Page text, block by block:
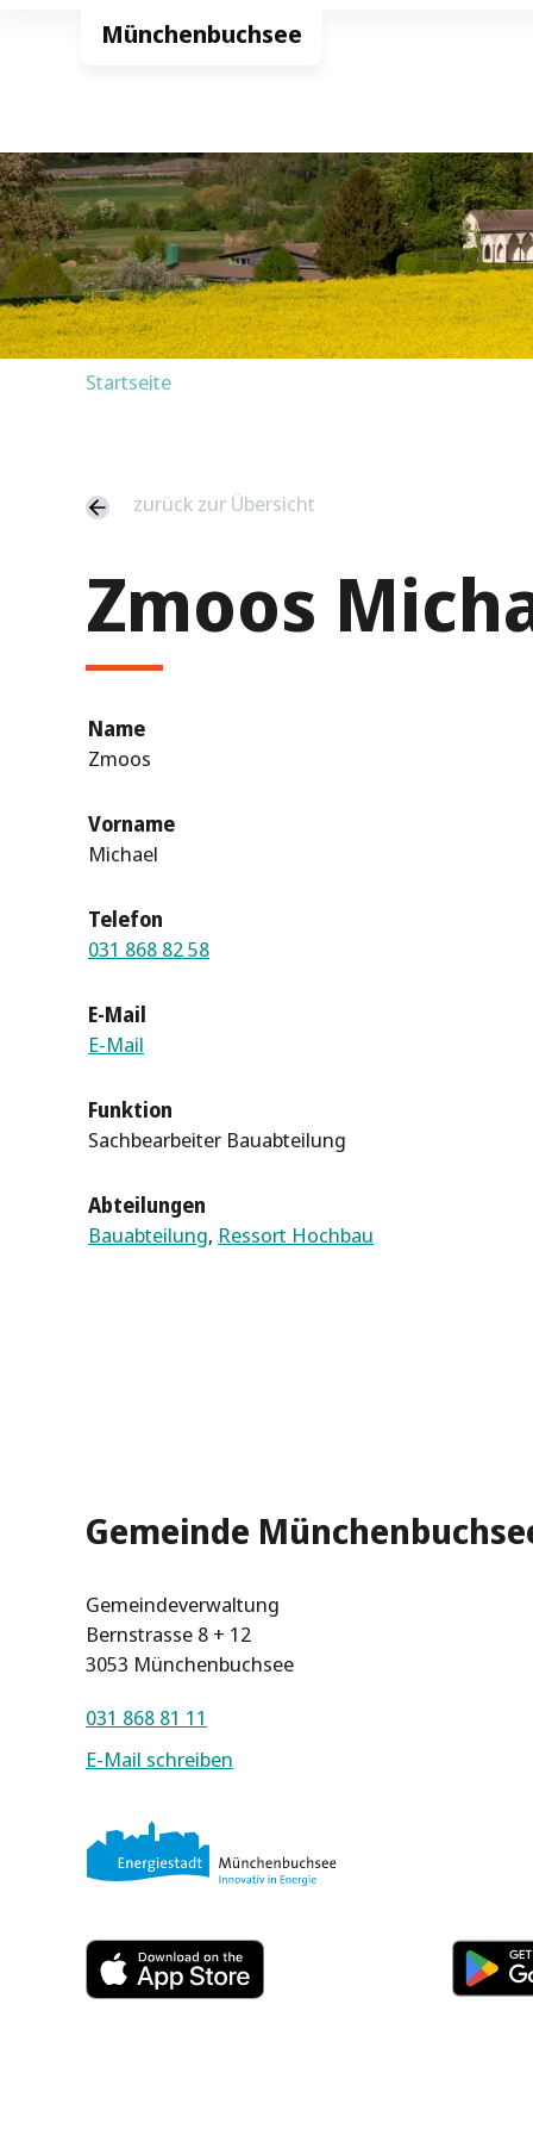
Startseite
zurück zur Übersicht
Zmoos
Name
Zmoos
Vorname
Michael
Telefon
031 868 82 58
E-Mail
E-Mail
Funktion
Sachbearbeiter Bauabteilung
Abteilungen
Bauabteilung,Ressort Hochbau
Gemeinde
Gemeindeverwaltung
Bernstrasse 8 + 12
3053 Münchenbuchsee
031 868 81 11
E-Mail schreiben